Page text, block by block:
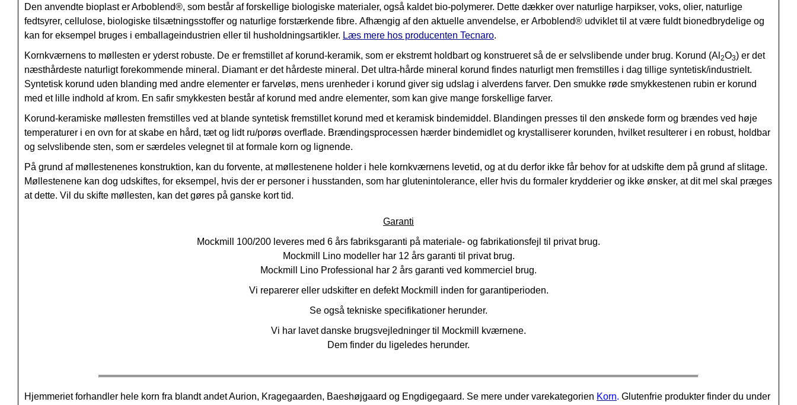
Den anvendte bioplast er Arboblend®, som består af forskellige biologiske materialer, også kaldet bio-polymerer. Dette dækker over naturlige harpikser, voks, olier, naturlige
fedtsyrer, cellulose, biologiske tilsætningsstoffer og naturlige forstærkende fibre. Afhængig af den aktuelle anvendelse, er Arboblend® udviklet til at være fuldt bionedbrydelige og
kan for eksempel bruges i emballageindustrien eller til husholdningsartikler. Læs mere hos producenten Tecnaro.
Kornkværnens to møllesten er yderst robuste. De er fremstillet af korund-keramik, som er ekstremt holdbart og konstrueret så de er selvslibende under brug. Korund (Al 2O3) er det
næsthårdeste naturligt forekommende mineral. Diamant er det hårdeste mineral. Det ultra-hårde mineral korund findes naturligt men fremstilles i dag tillige syntetisk/industrielt.
Syntetisk korund uden blanding med andre elementer er farveløs, mens urenheder i korund giver sig udslag i alverdens farver. Den smukke røde smykkestenen rubin er korund
med et lille indhold af krom. En safir smykkesten består af korund med andre elementer, som kan give mange forskellige farver.
Korund-keramiske møllesten fremstilles ved at blande syntetisk fremstillet korund med et keramisk bindemiddel. Blandingen presses til den ønskede form og brændes ved høje
temperaturer i en ovn for at skabe en hård, tæt og lidt ru/porøs overflade. Brændingsprocessen hærder bindemidlet og krystalliserer korunden, hvilket resulterer i en robust, holdbar
og selvslibende sten, som er særdeles velegnet til at formale korn og lignende.
På grund af møllestenenes konstruktion, kan du forvente, at møllestenene holder i hele kornkværnens levetid, og at du derfor ikke får behov for at udskifte dem på grund af slitage.
Møllestenene kan dog udskiftes, for eksempel, hvis der er personer i husstanden, som har glutenintolerance, eller hvis du formaler krydderier og ikke ønsker, at dit mel skal præges
at dette. Vil du skifte møllesten, kan det gøres på ganske kort tid.
Garanti
Mockmill 100/200 leveres med 6 års fabriksgaranti på materiale- og fabrikationsfejl til privat brug.
Mockmill Lino modeller har 12 års garanti til privat brug.
Mockmill Lino Professional har 2 års garanti ved kommerciel brug.
Vi reparerer eller udskifter en defekt Mockmill inden for garantiperioden.
Se også tekniske specifikationer herunder.
Vi har lavet danske brugsvejledninger til Mockmill kværnene.
Dem finder du ligeledes herunder.
Hjemmeriet forhandler hele korn fra blandt andet Aurion, Kragegaarden, Baeshøjgaard og Engdigegaard. Se mere under varekategorien Korn. Glutenfrie produkter finder du under